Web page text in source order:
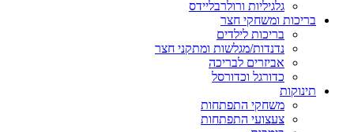
גלגיליות ורולרבליידס
בריכות ומשחקי חצר
בריכות לילדים
נדנדות/מגלשות ומתקני חצר
אביזרים לבריכה
כדורגל וכדורסל
תינוקות
משחקי התפתחות
צעצועי התפתחות